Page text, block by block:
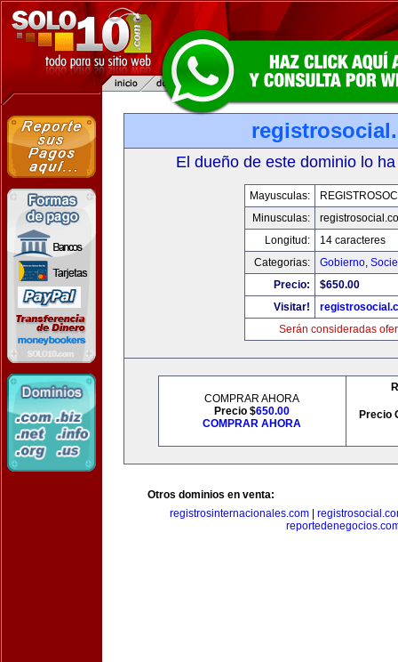
El dueño de este dominio lo
Mayusculas:
Minusculas:
Longitud:
14 caracteres
Categorias:
Gobierno,
Precio:
$650.00
Visitar!
Serán consideradas
COMPRAR AHORA
Precio $650.00
COMPRAR AHORA
Precio
Otros dominios en venta:
registrosinternacionales.com